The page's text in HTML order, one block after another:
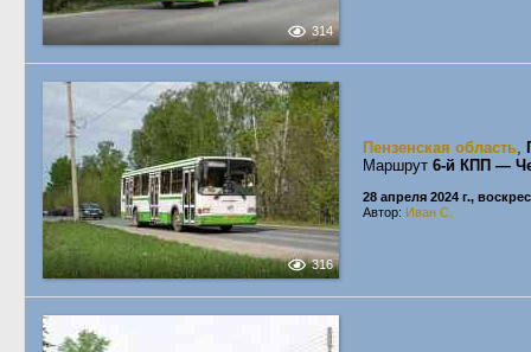
314
316
Пензенская область,
Маршрут 6-й КПП —
28 апреля 2024 г.,
Автор: Иван С.